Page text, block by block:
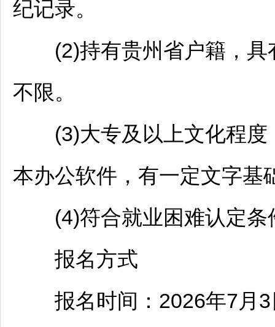
纪记录。
(2)持有贵州省户籍，具
不限。
(3)大专及以上文化程度
本办公软件，有一定文字基
(4)符合就业困难认定条
报名方式
报名时间：2026年7月3